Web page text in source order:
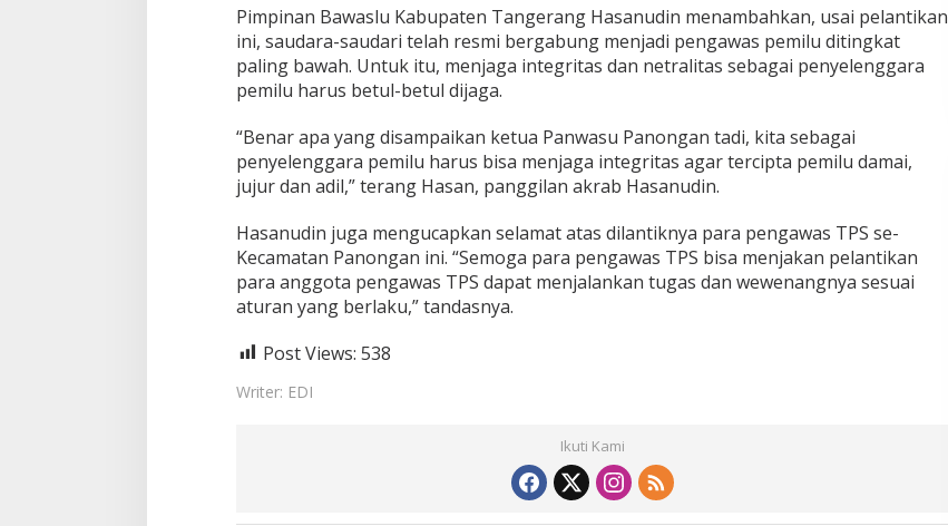
i
a
s
Pimpinan Bawaslu Kabupaten Tangerang Hasanudin menambahkan, usai pelantikan
ini, saudara-saudari telah resmi bergabung menjadi pengawas pemilu ditingkat
paling bawah. Untuk itu, menjaga integritas dan netralitas sebagai penyelenggara
pemilu harus betul-betul dijaga.
“Benar apa yang disampaikan ketua Panwasu Panongan tadi, kita sebagai
penyelenggara pemilu harus bisa menjaga integritas agar tercipta pemilu damai,
jujur dan adil,” terang Hasan, panggilan akrab Hasanudin.
Hasanudin juga mengucapkan selamat atas dilantiknya para pengawas TPS se-
Kecamatan Panongan ini. “Semoga para pengawas TPS bisa menjakan pelantikan
para anggota pengawas TPS dapat menjalankan tugas dan wewenangnya sesuai
aturan yang berlaku,” tandasnya.
Post Views: 538
Writer: EDI
Ikuti Kami